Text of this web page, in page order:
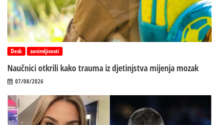
Desk zanimljivosti
Naučnici otkrili kako trauma iz d‌jetinjstva mijenja mozak
07/08/2026